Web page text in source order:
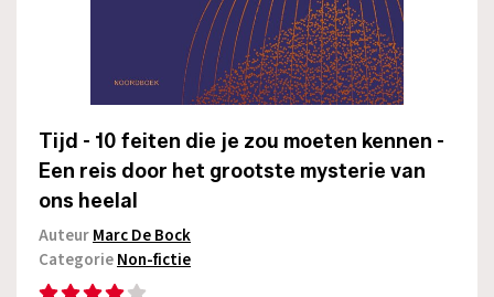
Tijd - 10 feiten die je zou moeten kennen -
Een reis door het grootste mysterie van
ons heelal
AuteurMarc De Bock
CategorieNon-fictie